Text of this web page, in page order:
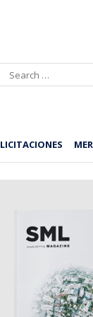
Search
LICITACIONES